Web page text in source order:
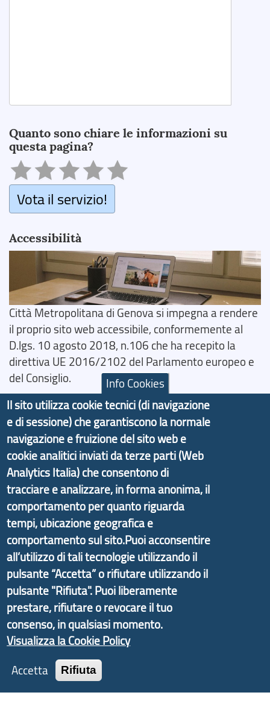
Quanto sono chiare le informazioni su
questa pagina?
Vota il servizio!
Accessibilità
Città Metropolitana di Genova si impegna a rendere
il proprio sito web accessibile, conformemente al
D.lgs. 10 agosto 2018, n.106 che ha recepito la
direttiva UE 2016/2102 del Parlamento europeo e
del Consiglio.
Dichiarazione di Accessibilità
Il progetto Aree Interne
Il portale di marketing territoriale e sviluppo locale
di Genova Città Metropolitana si è sviluppato a
partire dal progetto nazionale Aree Interne
promosso dal Dipartimento per lo Sviluppo
Economico e finalizzato al rilancio socio-economico
delle valli dell’entroterra. In particolare fornisce
informazioni ed aggiornamenti sulla
d'Area Antola-Tigullio, in collaborazione con Regione
Liguria ed ANCI Liguria.
Copyright © 2017 Città metropolitana di Genova |
Info Cookies
Il sito utilizza cookie tecnici (di navigazione
e di sessione) che garantiscono la normale
navigazione e fruizione del sito web e
cookie analitici inviati da terze parti (Web
Analytics Italia) che consentono di
tracciare e analizzare, in forma anonima, il
comportamento per quanto riguarda
tempi, ubicazione geografica e
comportamento sul sito.Puoi acconsentire
all’utilizzo di tali tecnologie utilizzando il
pulsante “Accetta” o rifiutare utilizzando il
pulsante "Rifiuta". Puoi liberamente
prestare, rifiutare o revocare il tuo
consenso, in qualsiasi momento.
Visualizza la Cookie Policy
Accetta
Rifiuta